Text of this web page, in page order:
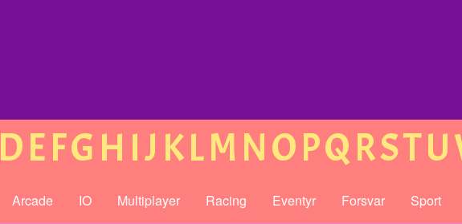
DEFGH IJ KLMNOPQRSTU
Arcade IO Multiplayer Racing Eventyr Forsvar Sport